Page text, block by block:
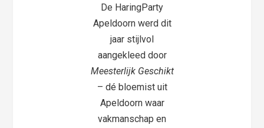
De HaringParty
Apeldoorn werd dit
jaar stijlvol
aangekleed door
Meesterlijk Geschikt
– dé bloemist uit
Apeldoorn waar
vakmanschap en